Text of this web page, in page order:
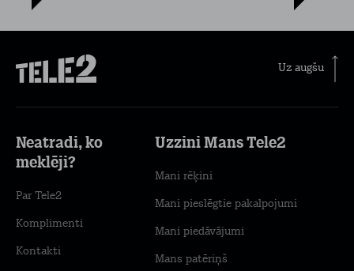
Uz augšu
Neatradi, ko
meklēji?
Par Tele2
Komplimenti
Kontakti
Uzzini Mans Tele2
Mani rēķini
Mani pieslēgtie pakalpojumi
Mani piedāvājumi
Mans patēriņš